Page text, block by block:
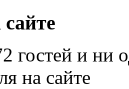
гостей и ни
на сайте